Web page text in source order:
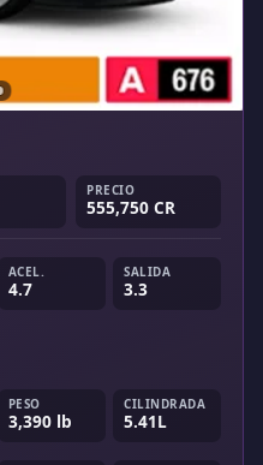
PRECIO
555,750 CR
ACEL.
4.7
SALIDA
3.3
PESO
3,390 lb
CILINDRADA
5.41L